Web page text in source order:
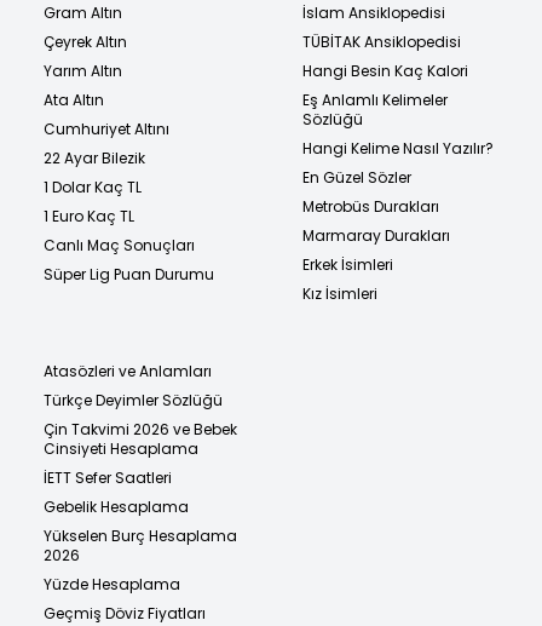
Gram Altın
Çeyrek Altın
Yarım Altın
Ata Altın
Cumhuriyet Altını
22 Ayar Bilezik
1 Dolar Kaç TL
1 Euro Kaç TL
Canlı Maç Sonuçları
Süper Lig Puan Durumu
İslam Ansiklopedisi
TÜBİTAK Ansiklopedisi
Hangi Besin Kaç Kalori
Eş Anlamlı Kelimeler
Sözlüğü
Hangi Kelime Nasıl Yazılır?
En Güzel Sözler
Metrobüs Durakları
Marmaray Durakları
Erkek İsimleri
Kız İsimleri
Atasözleri ve Anlamları
Türkçe Deyimler Sözlüğü
Çin Takvimi 2026 ve Bebek
Cinsiyeti Hesaplama
İETT Sefer Saatleri
Gebelik Hesaplama
Yükselen Burç Hesaplama
2026
Yüzde Hesaplama
Geçmiş Döviz Fiyatları